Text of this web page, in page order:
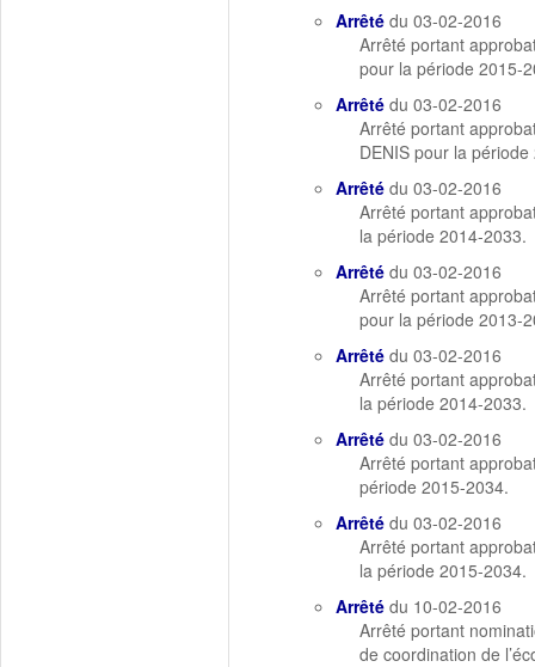
Arrêté du 03-02-2016
Arrêté portant
pour la période 2015-
Arrêté du 03-02-2016
Arrêté portant
DENIS pour la
Arrêté du 03-02-2016
Arrêté portant
la période 2014-2033.
Arrêté du 03-02-2016
Arrêté portant
pour la période 2013-
Arrêté du 03-02-2016
Arrêté portant
la période 2014-2033.
Arrêté du 03-02-2016
Arrêté portant
période 2015-2034.
Arrêté du 03-02-2016
Arrêté portant
la période 2015-2034.
Arrêté du 10-02-2016
Arrêté portant
de coordination de